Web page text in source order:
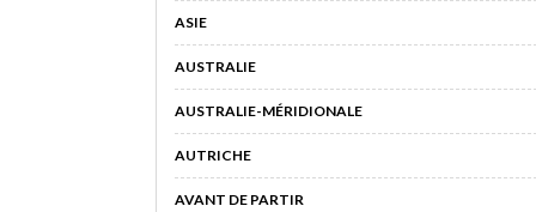
ASIE
AUSTRALIE
AUSTRALIE-MÉRIDIONALE
AUTRICHE
AVANT DE PARTIR